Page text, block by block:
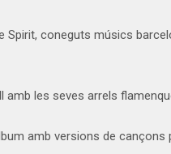
Spirit, coneguts músics
les seves arrels
amb versions de